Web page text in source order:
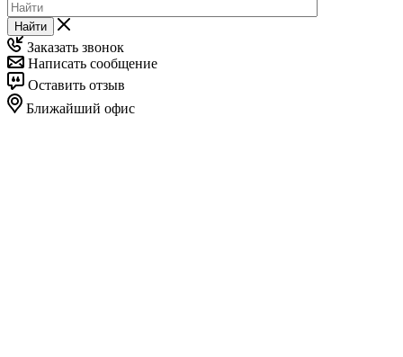
Найти
Заказать звонок
Написать сообщение
Оставить отзыв
Ближайший офис